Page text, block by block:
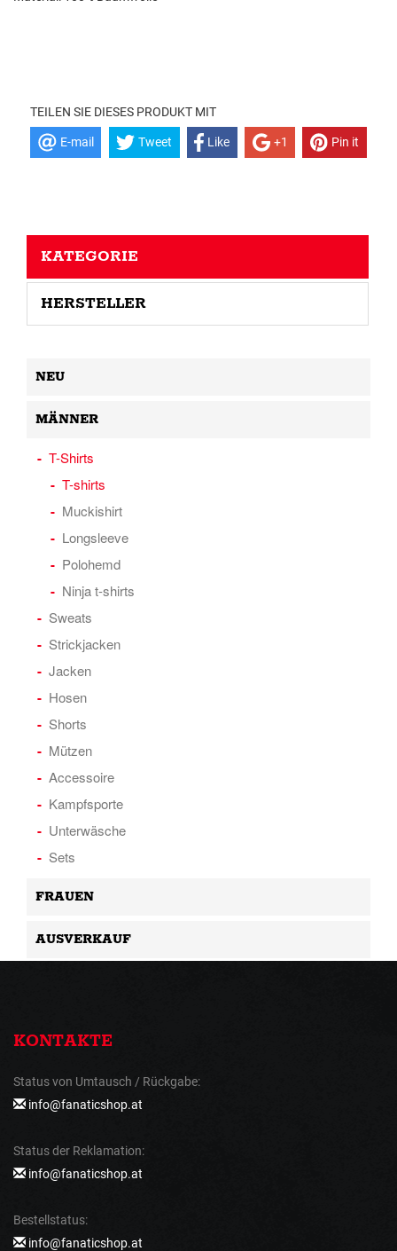
TEILEN SIE DIESES PRODUKT MIT
E-mail Tweet Like +1 Pin it
KATEGORIE
HERSTELLER
NEU
MÄNNER
T-Shirts
T-shirts
Muckishirt
Longsleeve
Polohemd
Ninja t-shirts
Sweats
Strickjacken
Jacken
Hosen
Shorts
Mützen
Accessoire
Kampfsporte
Unterwäsche
Sets
FRAUEN
AUSVERKAUF
KONTAKTE
Status von Umtausch / Rückgabe:
info@fanaticshop.at
Status der Reklamation:
info@fanaticshop.at
Bestellstatus:
info@fanaticshop.at